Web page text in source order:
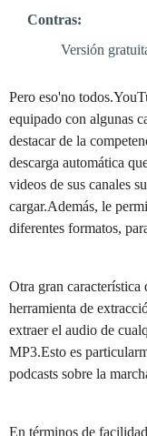
Contras:
Versión
Pero eso'no
equipado con algunas
destacar de la
descarga automática
videos de sus canales
cargar.Además, le
diferentes formatos,
Otra gran
herramienta de
extraer el audio de
MP3.Esto es
podcasts sobre la
En términos de